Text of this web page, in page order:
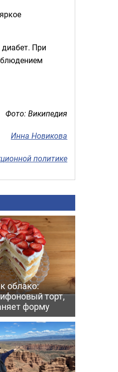
При
Фото: Википедия
Инна Новикова
политике
облако:
торт,
форму